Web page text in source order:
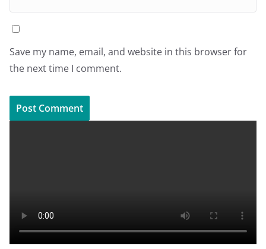
Save my name, email, and website in this browser for
the next time I comment.